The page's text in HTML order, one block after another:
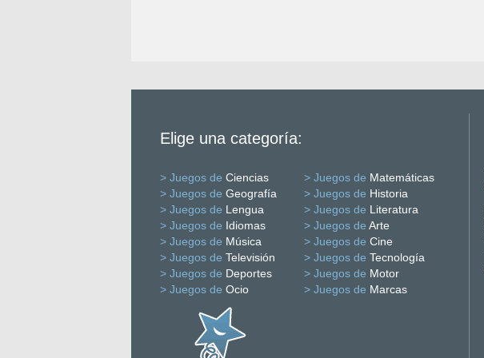
Elige una categoría:
> Juegos de Ciencias > Juegos de Matemáticas
> Juegos de Geografía > Juegos de Historia
> Juegos de Lengua > Juegos de Literatura
> Juegos de Idiomas > Juegos de Arte
> Juegos de Música > Juegos de Cine
> Juegos de Televisión > Juegos de Tecnología
> Juegos de Deportes > Juegos de Motor
> Juegos de Ocio > Juegos de Marcas